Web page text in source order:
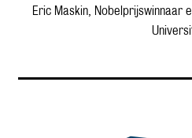
Eric Maskin, Nobelprijswinnaar